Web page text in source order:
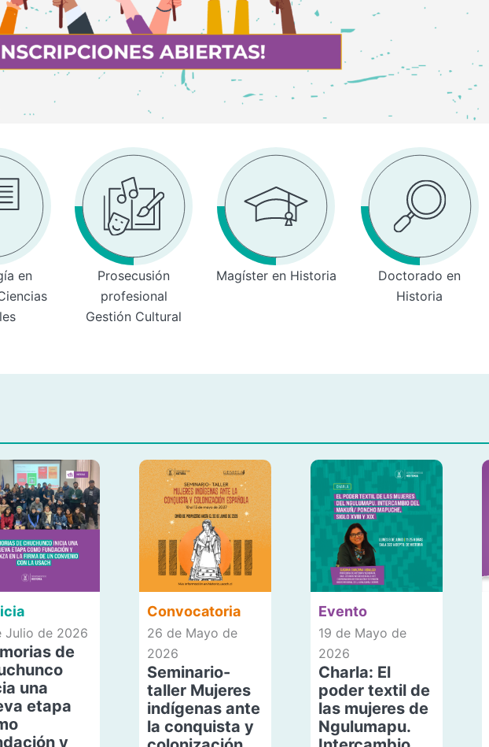
en
Prosecusión
profesional
Gestión Cultural
Magíster en Historia
Doctorado en
Historia
Julio de 2026
de
una
etapa
y
Convocatoria
26 de Mayo de
2026
Seminario-
taller Mujeres
indígenas ante
la conquista y
Evento
19 de Mayo de
2026
Charla: El
poder textil de
las mujeres de
Ngulumapu.